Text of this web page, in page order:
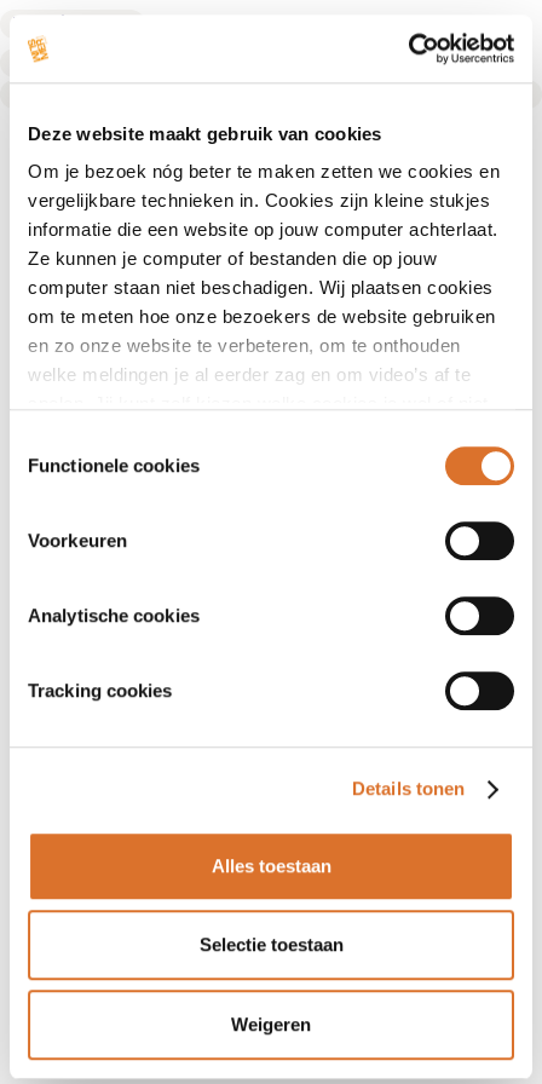
Deze website maakt gebruik van cookies
Om je bezoek nóg beter te maken zetten we cookies en
vergelijkbare technieken in. Cookies zijn kleine stukjes
informatie die een website op jouw computer achterlaat.
Ze kunnen je computer of bestanden die op jouw
computer staan niet beschadigen. Wij plaatsen cookies
om te meten hoe onze bezoekers de website gebruiken
en zo onze website te verbeteren, om te onthouden
welke meldingen je al eerder zag en om video’s af te
Functionele cookies
Voorkeuren
Analytische cookies
Tracking cookies
Details tonen
Alles toestaan
Selectie toestaan
Weigeren
Fysiotherapeut
Fysiotherapeut